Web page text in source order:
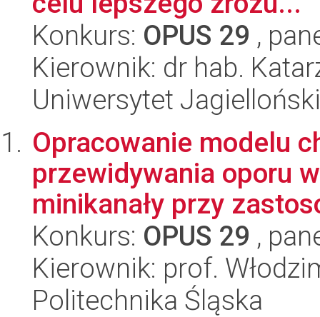
Konkurs: OPUS 29 ,
Kierownik: dr hab.
Uniwersytet Jagielloński
Opracowanie modelu
przewidywania oporu
minikanały przy
Konkurs: OPUS 29 ,
Kierownik: prof.
Politechnika Śląska